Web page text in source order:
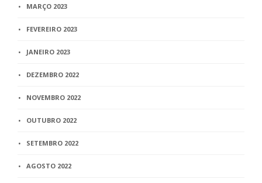
MARÇO 2023
FEVEREIRO 2023
JANEIRO 2023
DEZEMBRO 2022
NOVEMBRO 2022
OUTUBRO 2022
SETEMBRO 2022
AGOSTO 2022